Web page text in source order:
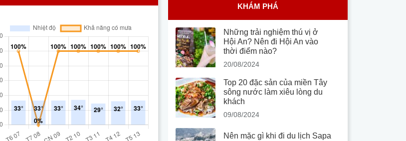
KHÁM PHÁ
Những trải nghiệm thú vị ở
Hội An? Nên đi Hội An vào
thời điểm nào?
20/08/2024
Top 20 đặc sản của miền Tây
sông nước làm xiêu lòng du
khách
09/08/2024
Nên mặc gì khi đi du lịch Sapa